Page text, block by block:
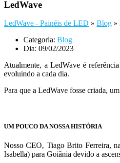
LedWave
LedWave - Painéis de LED » Blog »
Categoria: Blog
Dia: 09/02/2023
Atualmente, a LedWave é
evoluindo a cada dia.
Para que a LedWave fosse criada,
UM POUCO DA NOSSA HISTÓRIA
Nosso CEO, Tiago Brito Ferreira,
Isabella) para Goiânia devido a